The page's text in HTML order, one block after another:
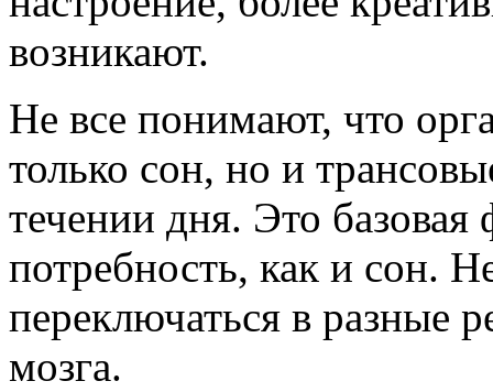
возникают.
Не все понимают, что
только сон, но и
течении дня. Это базовая
потребность, как и сон.
переключаться в разные
мозга.